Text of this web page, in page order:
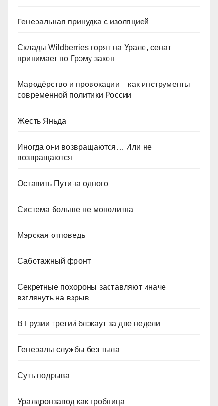
Генеральная принудка с изоляцией
Склады Wildberries горят на Урале, сенат
принимает по Грэму закон
Мародёрство и провокации – как инструменты
современной политики России
Жесть Яньда
Иногда они возвращаются… Или не
возвращаются
Оставить Путина одного
Система больше не монолитна
Мэрская отповедь
Саботажный фронт
Секретные похороны заставляют иначе
взглянуть на взрыв
В Грузии третий блэкаут за две недели
Генералы службы без тыла
Суть подрыва
Уралдронзавод как гробница